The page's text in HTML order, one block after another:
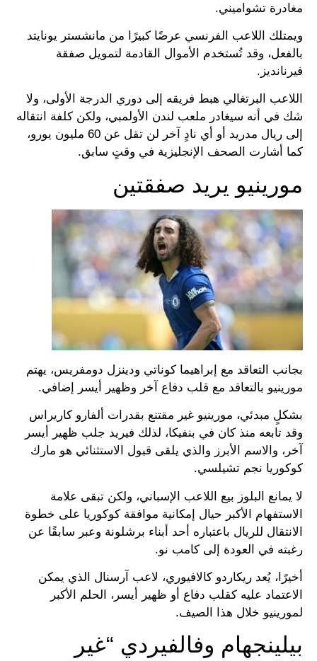
مغادرة تشواميني.
ويمتلك اللاعب الفرنسي عرضًا كبيرًا من مانشستر يونايتد
بالفعل، وقد تُستخدم الأموال القادمة لتمويل صفقة
فيرنانديز.
اللاعب البرتغالي هبط فريقه إلى دوري الدرجة الأولى، ولا
شك في أنه سيغادر ملعب لندن الأولمبي، ولكن كلفة انتقاله
إلى ريال مدريد أو أي نادٍ آخر لن تقل عن 60 مليون يورو،
كما أشارت الصحف الإنجليزية في وقتٍ سابق.
مورينيو يريد صفقتين
بجانب التعاقد مع إبراهيما كوناتي ودينزل دومفريس، يهتم
مورينيو بالتعاقد مع قلب دفاع آخر وظهير أيسر إضافي.
بشكلٍ مبدئي، مورينيو غير مقتنع بقدرات ألفارو كاريراس
وقد تابعه منذ كان في بنفيكا، لذلك فيريد جلب ظهير أيسر
آخر، والاسم الأبرز والذي يلقى قبول الاستثنائي هو مارك
كوكوريا نجم تشيلسي.
لا يمانع البلوز بيع اللاعب الإسباني، ولكن تبقى علامة
الاستفهام الأكبر حيال إمكانية موافقة كوكوريا على خطوة
الانتقال للريال باعتباره أحد أبناء برشلونة وعبر سابقًا عن
رغبته في العودة إلى كامب نو.
أخيرًا، يُعد ريكاردو كالافيوري، لاعب آرسنال الذي يمكن
الاعتماد عليه كقلب دفاع أو ظهير أيسر، الحلم الأكبر
لمورينيو خلال هذا الصيف.
بيلينجهام وفالفيردي “غير